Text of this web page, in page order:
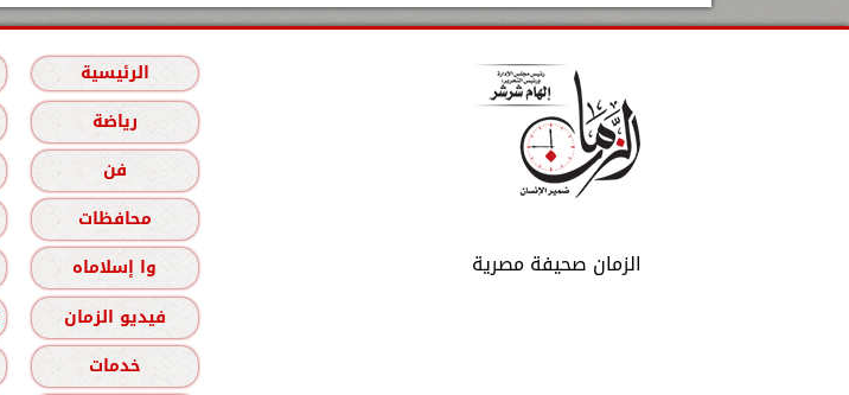
الزمان صحيفة مصرية
الرئيسية
رياضة
فن
محافظات
وا إسلاماه
فيديو الزمان
خدمات